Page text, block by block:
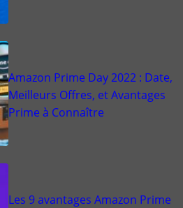
Amazon Prime Day 2022 : Date,
Meilleurs Offres, et Avantages
Prime à Connaître
Les 9 avantages Amazon Prime